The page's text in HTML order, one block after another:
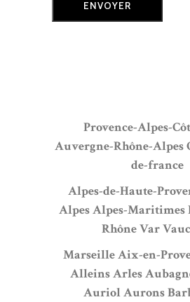
Provence-Alpes-
Auvergne-Rhône-Alpes
de-france
Alpes-de-Haute-
AlpesAlpes-Maritimes
RhôneVar
MarseilleAix-en-
AlleinsArles
AuriolAurons